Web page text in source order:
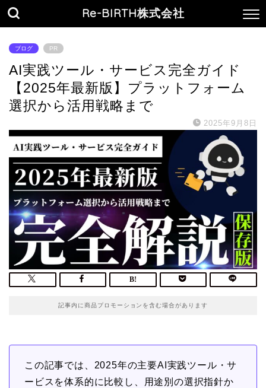
Re-BIRTH株式会社
ブログ PR
AI実践ツール・サービス完全ガイド
【2025年最新版】プラットフォーム
選択から活用戦略まで
2025年9月8日
記事内に商品プロモーションを含む場合があります
この記事では、2025年の主要AI実践ツール・サ
ービスを体系的に比較し、用途別の選択指針か